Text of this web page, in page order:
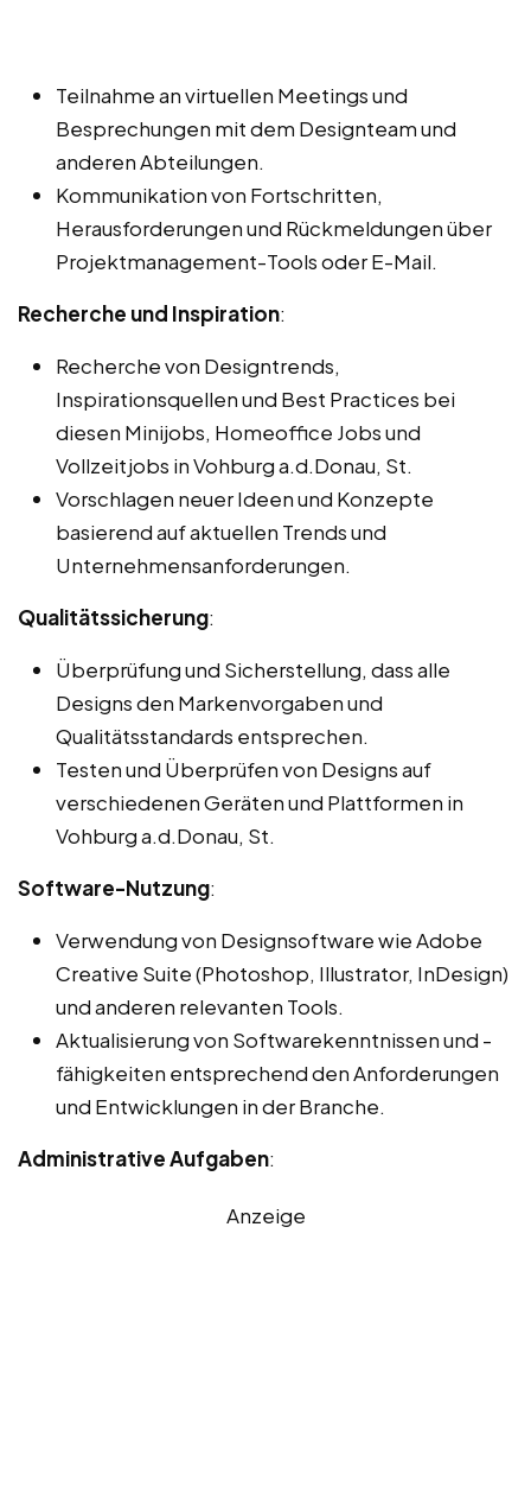
Teilnahme an virtuellen Meetings und
Besprechungen mit dem Designteam und
anderen Abteilungen.
Kommunikation von Fortschritten,
Herausforderungen und Rückmeldungen über
Projektmanagement-Tools oder E-Mail.
Recherche und Inspiration:
Recherche von Designtrends,
Inspirationsquellen und Best Practices bei
diesen Minijobs, Homeoffice Jobs und
Vollzeitjobs in Vohburg a.d.Donau, St.
Vorschlagen neuer Ideen und Konzepte
basierend auf aktuellen Trends und
Unternehmensanforderungen.
Qualitätssicherung:
Überprüfung und Sicherstellung, dass alle
Designs den Markenvorgaben und
Qualitätsstandards entsprechen.
Testen und Überprüfen von Designs auf
verschiedenen Geräten und Plattformen in
Vohburg a.d.Donau, St.
Software-Nutzung:
Verwendung von Designsoftware wie Adobe
Creative Suite (Photoshop, Illustrator, InDesign)
und anderen relevanten Tools.
Aktualisierung von Softwarekenntnissen und -
fähigkeiten entsprechend den Anforderungen
und Entwicklungen in der Branche.
Administrative Aufgaben:
Anzeige